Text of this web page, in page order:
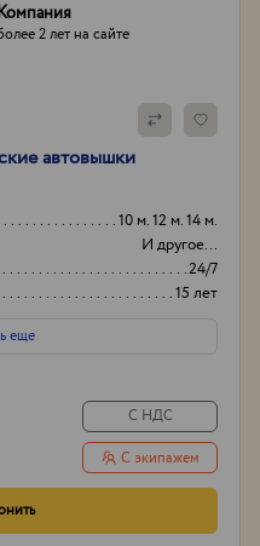
2 лет на сайте
автовышки
10 м. 12 м. 14 м.
И другое...
24/7
15 лет
Нал/безнал
еще
С НДС
С экипажем